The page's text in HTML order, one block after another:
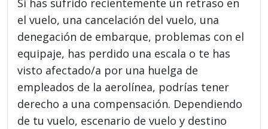
el vuelo, una cancelación del vuelo, una
denegación de embarque, problemas con el
equipaje, has perdido una escala o te has
visto afectado/a por una huelga de
empleados de la aerolínea, podrías tener
derecho a una compensación. Dependiendo
de tu vuelo, escenario de vuelo y destino